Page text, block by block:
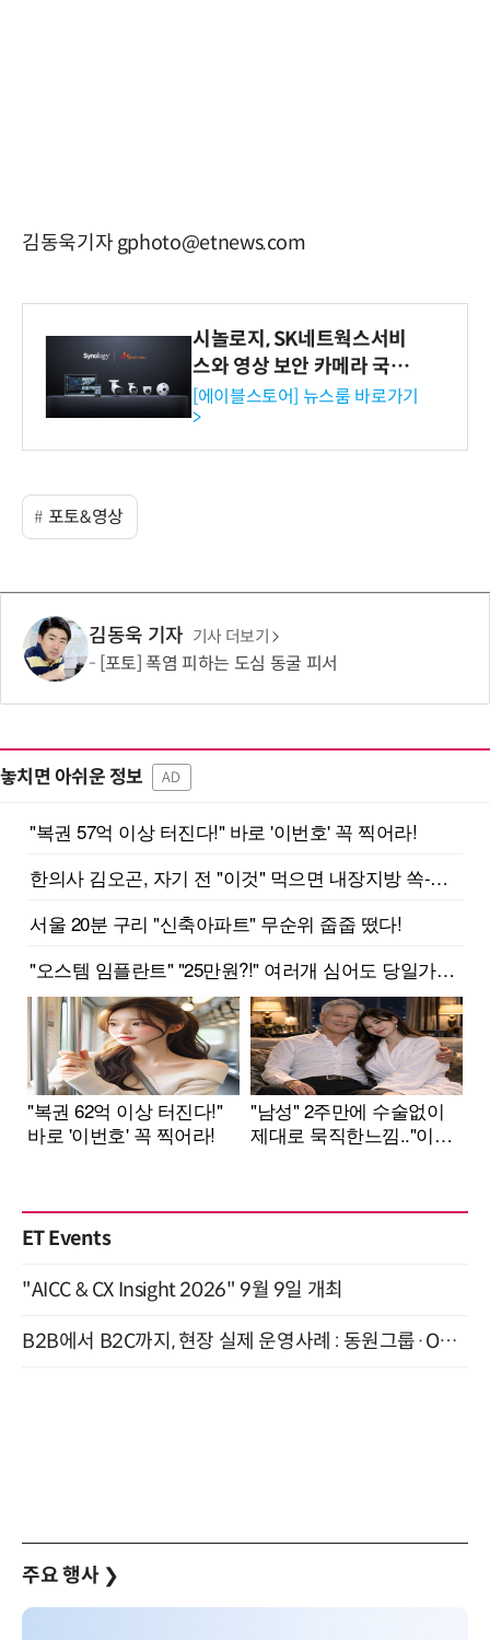
김동욱기자 gphoto@etnews.com
시놀로지, SK네트웍스서비
스와 영상 보안 카메라 국내
독점 판매 파트너십 체결
[에이블스토어] 뉴스룸 바로가기
>
포토&영상
김동욱 기자 기사 더보기
[포토] 폭염 피하는 도심 동굴 피서
놓치면 아쉬운 정보 AD
ET Events
"AICC & CX Insight 2026" 9월 9일 개최
B2B에서 B2C까지, 현장 실제 운영사례 : 동원그룹·OCI·다이닝브랜즈그룹·당근 (8/27)
주요 행사 ❯